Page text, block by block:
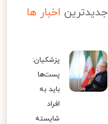
جدیدترین اخبار ها
پزشکیان:
پست‌ها
باید به
افراد
شایسته